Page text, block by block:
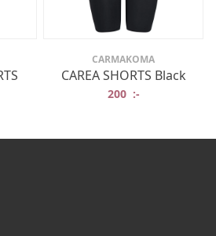
priset var: 379,95 :-.
Det nuvarande priset är: 190 :-.
CARMAKOMA
CAREA SHORTS Black
200 :-